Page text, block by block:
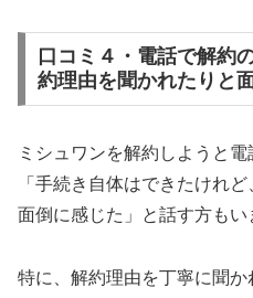
口コミ４・電話で解約
約理由を聞かれたりと
ミシュワンを解約しようと電
「手続き自体はできたけれ
面倒に感じた」と話す方もい
特に、解約理由を丁寧に聞